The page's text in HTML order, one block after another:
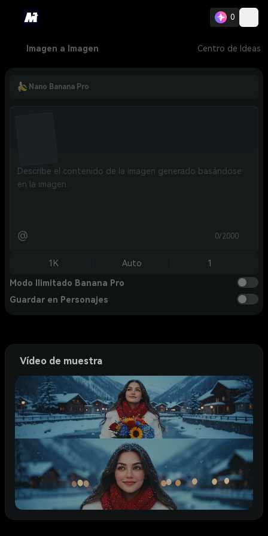
0
Imagen a Imagen Centro de Ideas
Nano Banana Pro
@ 0/2000
1K Auto 1
Modo Ilimitado Banana Pro
Guardar en Personajes
Vídeo de muestra